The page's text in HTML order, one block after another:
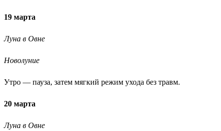
19 марта
Луна в Овне
Новолуние
Утро — пауза, затем мягкий режим ухода без травм.
20 марта
Луна в Овне